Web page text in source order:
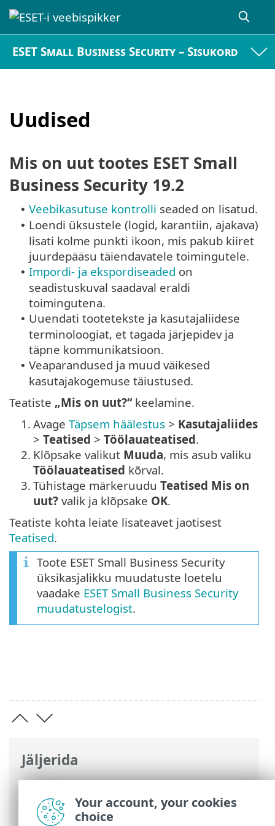
ESET Small Business Security – Sisukord
Uudised
Jäljerida
ESET-i veebispikker>ESET Small Business
Security >ESET Small Business Security>
Uudised
Mis on uut tootes ESET Small
Business Security 19.2
• Veebikasutuse kontrolli seaded on lisatud.
• Loendi üksustele (logid, karantiin, ajakava)
lisati kolme punkti ikoon, mis pakub kiiret
juurdepääsu täiendavatele toimingutele.
• Impordi- ja ekspordiseaded on
seadistuskuval saadaval eraldi
toimingutena.
• Uuendati tootetekste ja kasutajaliidese
terminoloogiat, et tagada järjepidev ja
täpne kommunikatsioon.
• Veaparandused ja muud väikesed
kasutajakogemuse täiustused.
Teatiste „Mis on uut?“ keelamine.
1. Avage Täpsem häälestus > Kasutajaliides
> Teatised > Töölauateatised.
2. Klõpsake valikut Muuda, mis asub valiku
Töölauateatised kõrval.
3. Tühistage märkeruudu Teatised Mis on
uut? valik ja klõpsake OK.
Teatiste kohta leiate lisateavet jaotisest
Teatised.
Toote ESET Small Business Security
üksikasjalikku muudatuste loetelu
vaadake ESET Small Business Security
muudatustelogist.
Your account, your cookies
choice